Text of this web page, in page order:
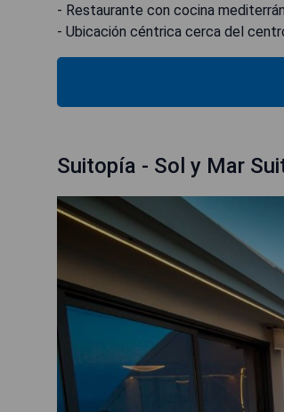
- Restaurante con cocina
- Ubicación céntrica cerca del
Suitopía - Sol y Mar